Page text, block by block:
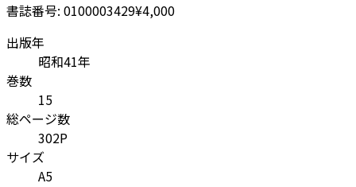
書誌番号: 0100003429¥4,000
出版年
昭和41年
巻数
15
総ページ数
302P
サイズ
A5